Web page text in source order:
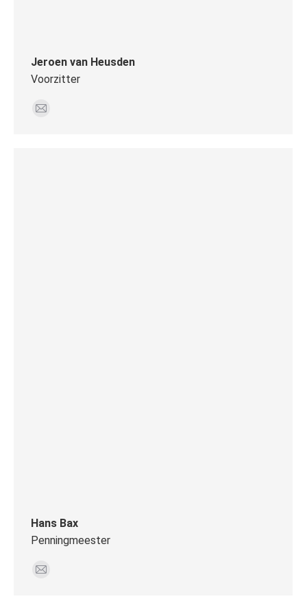
Jeroen van Heusden
Voorzitter
E-
Hans Bax
Penningmeester
E-